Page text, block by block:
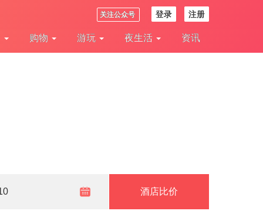
关注公众号 登录 注册
购物 游玩 夜生活 资讯